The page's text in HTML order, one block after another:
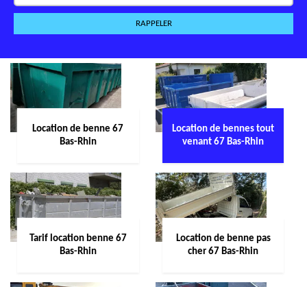
Location de benne 67
Bas-Rhin
Location de bennes tout
venant 67 Bas-Rhin
Tarif location benne 67
Bas-Rhin
Location de benne pas
cher 67 Bas-Rhin